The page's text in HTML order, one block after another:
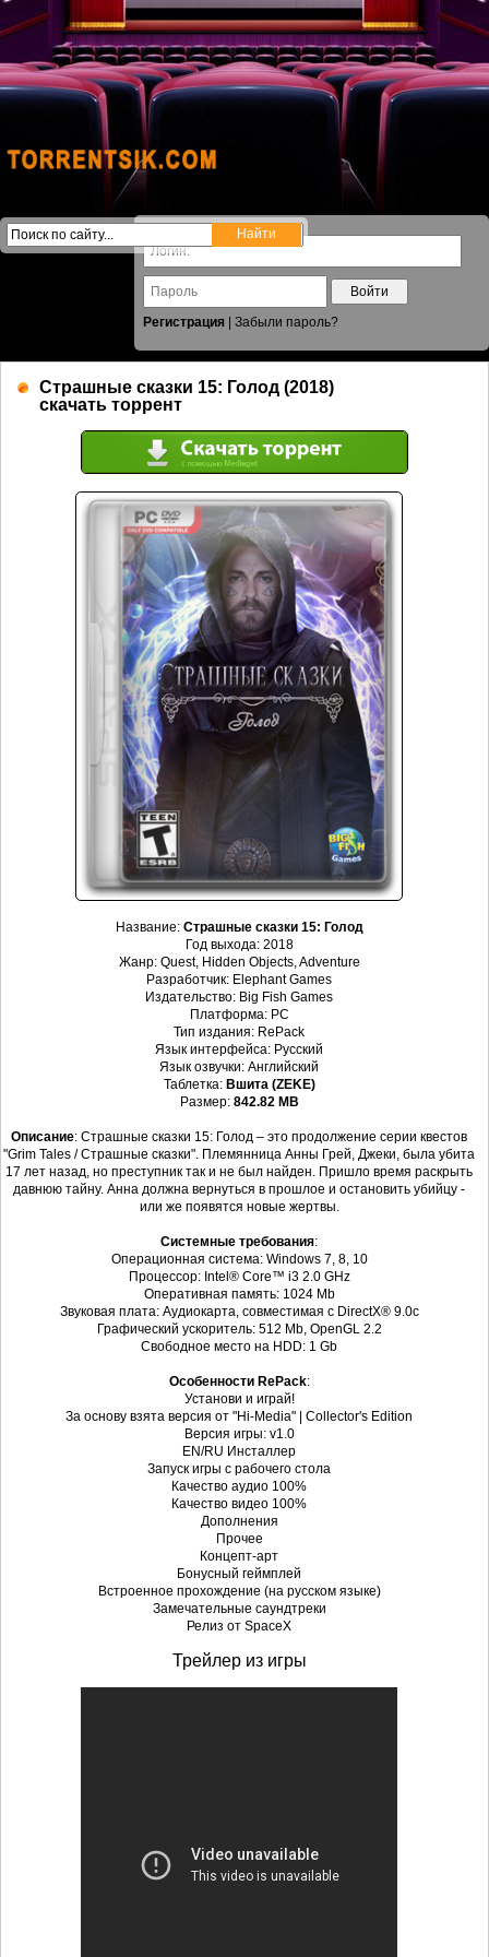
Войти
Регистрация
Забыли пароль?
Страшные сказки 15: Голод (2018)
скачать торрент
Название: Страшные сказки 15: Голод
Год выхода: 2018
Жанр: Quest, Hidden Objects, Adventure
Разработчик: Elephant Games
Издательство: Big Fish Games
Платформа: PC
Тип издания: RePack
Язык интерфейса: Русский
Язык озвучки: Английский
Таблетка: Вшита (ZEKE)
Размер: 842.82 MB
Описание: Страшные сказки 15: Голод – это продолжение серии квестов
"Grim Tales / Страшные сказки". Племянница Анны Грей, Джеки, была убита
17 лет назад, но преступник так и не был найден. Пришло время раскрыть
давнюю тайну. Анна должна вернуться в прошлое и остановить убийцу -
или же появятся новые жертвы.
Системные требования:
Операционная система: Windows 7, 8, 10
Процессор: Intel® Core™ i3 2.0 GHz
Оперативная память: 1024 Mb
Звуковая плата: Аудиокарта, совместимая с DirectX® 9.0с
Графический ускоритель: 512 Mb, OpenGL 2.2
Свободное место на HDD: 1 Gb
Особенности RePack:
Установи и играй!
За основу взята версия от "Hi-Media" | Collector's Edition
Версия игры: v1.0
EN/RU Инсталлер
Запуск игры с рабочего стола
Качество аудио 100%
Качество видео 100%
Дополнения
Прочее
Концепт-арт
Бонусный геймплей
Встроенное прохождение (на русском языке)
Замечательные саундтреки
Релиз от SpaceX
Трейлер из игры